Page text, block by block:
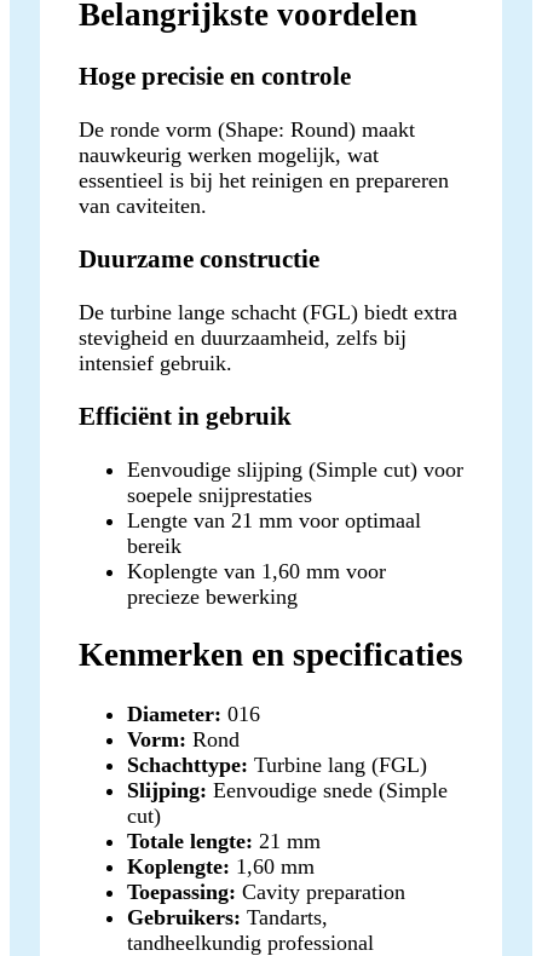
Belangrijkste voordelen
Hoge precisie en controle
De ronde vorm (Shape: Round) maakt
nauwkeurig werken mogelijk, wat
essentieel is bij het reinigen en prepareren
van caviteiten.
Duurzame constructie
De turbine lange schacht (FGL) biedt extra
stevigheid en duurzaamheid, zelfs bij
intensief gebruik.
Efficiënt in gebruik
Eenvoudige slijping (Simple cut) voor
soepele snijprestaties
Lengte van 21 mm voor optimaal
bereik
Koplengte van 1,60 mm voor
precieze bewerking
Kenmerken en specificaties
Diameter: 016
Vorm: Rond
Schachttype: Turbine lang (FGL)
Slijping: Eenvoudige snede (Simple
cut)
Totale lengte: 21 mm
Koplengte: 1,60 mm
Toepassing: Cavity preparation
Gebruikers: Tandarts,
tandheelkundig professional